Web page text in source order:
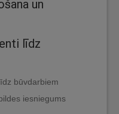
un
līdz
būvdarbiem
iesniegums